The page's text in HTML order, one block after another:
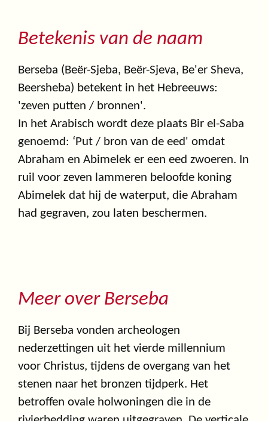
Betekenis van de naam
Berseba (Beër-Sjeba, Beër-Sjeva, Be'er Sheva,
Beersheba) betekent in het Hebreeuws:
'zeven putten / bronnen'.
In het Arabisch wordt deze plaats Bir el-Saba
genoemd: ‘Put / bron van de eed' omdat
Abraham en Abimelek er een eed zwoeren. In
ruil voor zeven lammeren beloofde koning
Abimelek dat hij de waterput, die Abraham
had gegraven, zou laten beschermen.
Meer over Berseba
Bij Berseba vonden archeologen
nederzettingen uit het vierde millennium
voor Christus, tijdens de overgang van het
stenen naar het bronzen tijdperk. Het
betroffen ovale holwoningen die in de